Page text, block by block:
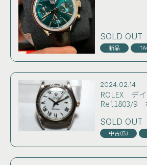
SOLD OUT
新品
2024.02.14
ROLEX デ
Ref.1803/9
マン)ダイヤ
ィション良
SOLD OUT
中古(B)
HERMES HUBLOT
JAEGER-LECOULTRE
PANERAI PATEK PHILIPPE
SWATCH TAGHEUER
OTHER